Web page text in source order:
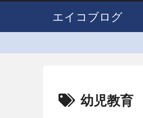
エイコブログ
幼児教育